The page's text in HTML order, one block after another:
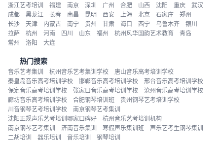
浙江艺考培训 福建 南京 深圳 广州 合肥 山西 沈阳 重庆
武汉
成都
黑龙江 长春 南昌 昆明 西安 上海 北京 石家庄
郑州
长沙
天津 内蒙古 南宁 贵州 甘肃 海口 西宁 乌鲁木齐
银川
拉萨
杭州 河南 四川 山东 福州 杭州风华国韵艺术教育
青岛
常州
洛阳 大连
热门搜索
音乐艺考集训 杭州音乐艺考集训学校
唐山音乐高考培训学校
秦皇岛音乐高考培训学校
邯郸音乐高考培训学校
邢台音乐高考培训学校
保定音乐高考培训学校
张家口音乐高考培训学校
沧州音乐高考培训学校
廊坊音乐高考培训学校
合肥钢琴培训班
贵州钢琴艺考培训学校
川音钢琴艺考培训学校
南京钢琴艺考集训
沈阳正规声乐艺考培训哪家口碑好
杭州音乐艺考培训机构
南京钢琴艺考集训
济南音乐集训 寒假声乐集训班
声乐艺考生钢琴集训
二胡培训
器乐培训 音乐培训 钢琴培训